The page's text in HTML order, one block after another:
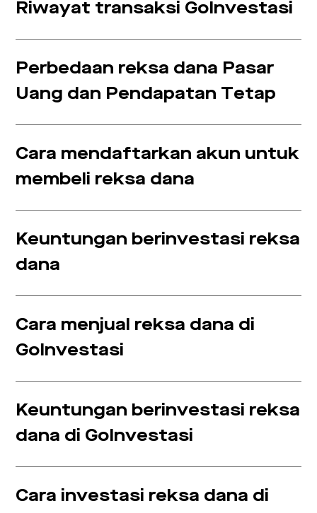
Riwayat transaksi GoInvestasi
Perbedaan reksa dana Pasar
Uang dan Pendapatan Tetap
Cara mendaftarkan akun untuk
membeli reksa dana
Keuntungan berinvestasi reksa
dana
Cara menjual reksa dana di
GoInvestasi
Keuntungan berinvestasi reksa
dana di GoInvestasi
Cara investasi reksa dana di